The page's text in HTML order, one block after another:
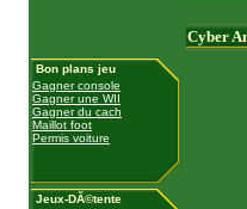
Bon plans jeu
Gagner console
Gagner une WII
Gagner du cach
Maillot foot
Permis voiture
Jeux-DÃ©tente
Cyber